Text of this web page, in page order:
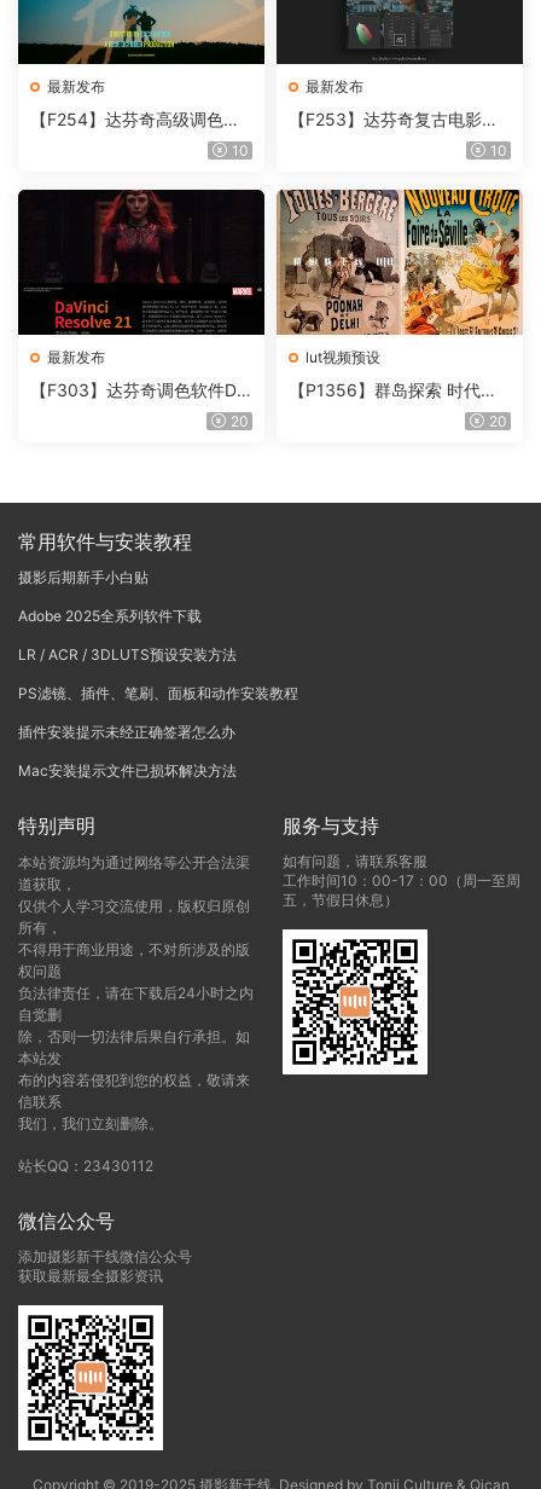
最新发布
【F254】达芬奇高级调色插
件 Contour V2.2.2 WinMac10
最新发布
【F253】达芬奇复古电影胶
片质感DCTL节点调色预设 M
T V4.0
10
最新发布
【F303】达芬奇调色软件Da
Vinci Resolve Studio21.0.320
lut视频预设
【P1356】群岛探索 时代马
戏团 – QUEST 60 调色预设A
20
常用软件与安装教程
摄影后期新手小白贴
Adobe 2025全系列软件下载
LR / ACR / 3DLUTS预设安装方法
PS滤镜、插件、笔刷、面板和动作安装教程
插件安装提示未经正确签署怎么办
Mac安装提示文件已损坏解决方法
特别声明
本站资源均为通过网络等公开合法渠
道获取，
仅供个人学习交流使用，版权归原创
所有，
不得用于商业用途，不对所涉及的版
权问题
负法律责任，请在下载后24小时之内
自觉删
除，否则一切法律后果自行承担。如
本站发
布的内容若侵犯到您的权益，敬请来
信联系
我们，我们立刻删除。
站长QQ：23430112
服务与支持
如有问题，请联系客服
工作时间10：00-17：00（周一至周
五，节假日休息）
微信公众号
添加摄影新干线微信公众号
获取最新最全摄影资讯
Copyright © 2019-2025 摄影新干线. Designed by Tonji Culture & Qican